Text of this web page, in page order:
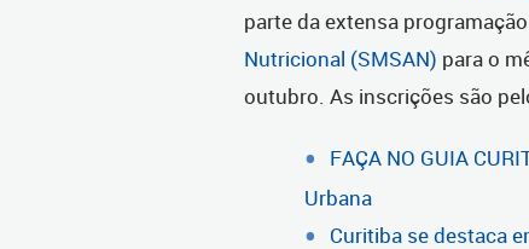
parte da extensa
Nutricional (SMSAN) para o
outubro. As inscrições são
FAÇA NO GUIA
Urbana
Curitiba se destaca